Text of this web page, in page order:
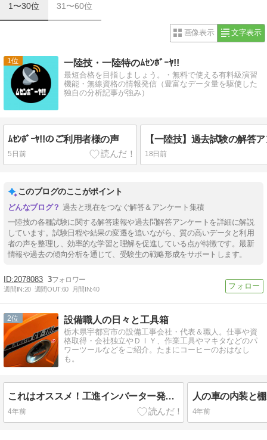
1〜30位 31〜60位
画像表示 文字表示
1 一陸技・一陸特のﾑｾﾝﾎﾞｰﾔ!!
最短合格を目指しましょう。・無料で使える有料級演習
機能・無線資格の情報発信（豊富なデータ量を駆使した
独自の分析記事が強み）
ﾑｾﾝﾎﾞｰﾔ!!のご利用者様の声
5日前 18日前
このブログのここがポイント
過去と現在をつなぐ解答＆アンケート集積
一陸技の各種試験に関する解答速報や過去問解答アンケートを詳細に解説
しています。試験日程や結果の変遷を追いながら、質の高いデータと利用
者の声を整理し、効率的な学習と理解を促進している点が特徴です。最新
情報や過去の傾向分析を通じて、受験生の戦略形成をサポートします。
2078083 3
週間IN:20 週間OUT:60 月間IN:40
2 設備職人の日々と工具箱
栃木県宇都宮市の設備工事会社・代表＆職人。仕事や資
格取得・会社独立やＤＩＹ、作業工具やマキタなどのパ
ワーツールなどをご紹介。たまにコーヒーのおはなし
も。
これはオススメ！工進インバーター発電機GV-16i
4年前
人の車の内装と
4年前